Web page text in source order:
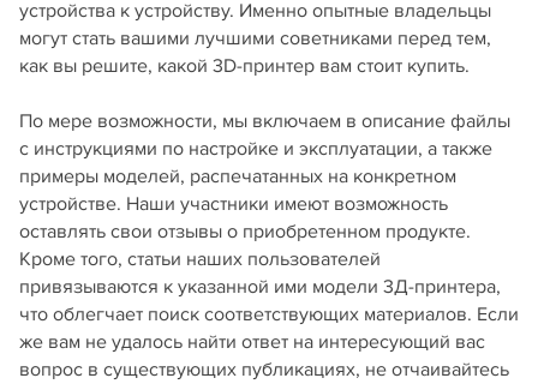
устройства к устройству. Именно опытные владельцы
могут стать вашими лучшими советниками перед тем,
как вы решите, какой 3D-принтер вам стоит купить.
По мере возможности, мы включаем в описание файлы
с инструкциями по настройке и эксплуатации, а также
примеры моделей, распечатанных на конкретном
устройстве. Наши участники имеют возможность
оставлять свои отзывы о приобретенном продукте.
Кроме того, статьи наших пользователей
привязываются к указанной ими модели 3Д-принтера,
что облегчает поиск соответствующих материалов. Если
же вам не удалось найти ответ на интересующий вас
вопрос в существующих публикациях, не отчаивайтесь